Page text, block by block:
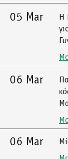
05 Mar
Η
06 Mar
06 Mar